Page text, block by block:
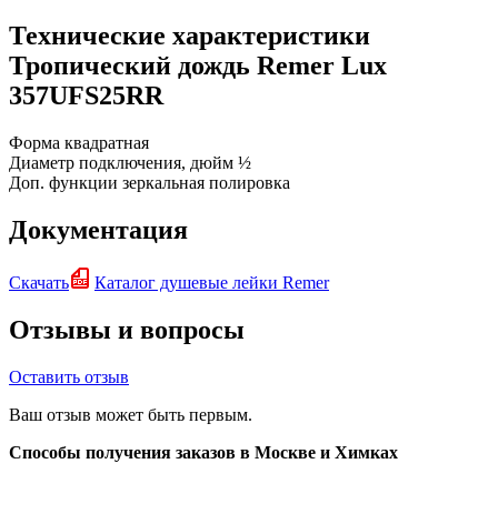
Технические характеристики
Тропический дождь Remer Lux
357UFS25RR
Форма квадратная
Диаметр подключения, дюйм ½
Доп. функции зеркальная полировка
Документация
Скачать Каталог душевые лейки Remer
Отзывы и вопросы
Оставить отзыв
Ваш отзыв может быть первым.
Способы получения заказов в Москве и Химках